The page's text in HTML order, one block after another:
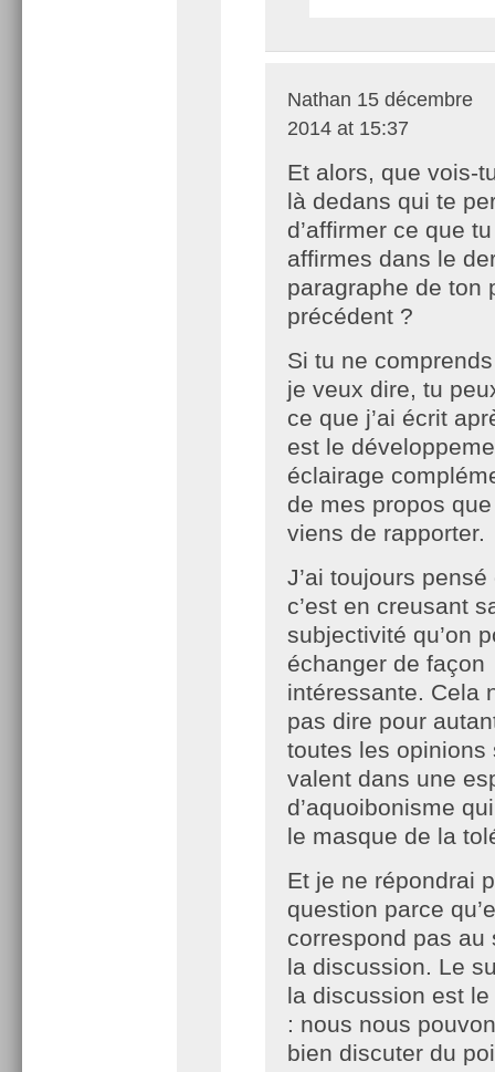
Nathan 15 décembre
2014 at 15:37
Et alors, que vois-
là dedans qui te
d’affirmer ce que tu
affirmes dans le
paragraphe de ton
précédent ?
Si tu ne
je veux dire, tu
ce que j’ai écrit
est le
éclairage
de mes propos
viens de rapporter.
J’ai toujours pensé
c’est en creusant
subjectivité qu’on
échanger de façon
intéressante. Cela
pas dire pour
toutes les opinions
valent dans une
d’aquoibonisme
le masque de la
Et je ne répondrai
question parce
correspond pas au
la discussion. Le
la discussion est
: nous nous
bien discuter du